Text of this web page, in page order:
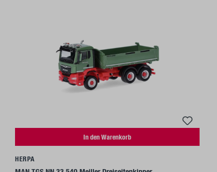
In den Warenkorb
HERPA